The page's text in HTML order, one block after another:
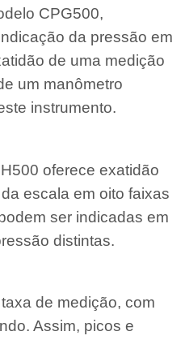
CPG500,
da pressão em
de uma medição
um manômetro
instrumento.
oferece exatidão
escala em oito faixas
ser indicadas em
distintas.
de medição, com
Assim, picos e